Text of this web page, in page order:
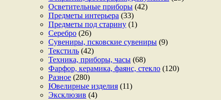
Осветительные приборы (42)
Предметы интерьера (33)
Предметы под старину (1)
Серебро (26)
Сувениры, псковские сувениры (9)
Текстиль (42)
Техника, приборы, часы (68)
Фарфор, керамика, фаянс, стекло (120)
Разное (280)
Ювелирные изделия (11)
Эксклюзив (4)